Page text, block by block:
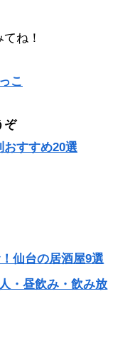
ね！
こ
ぞ
おすすめ20選
仙台の居酒屋9選
・昼飲み・飲み放